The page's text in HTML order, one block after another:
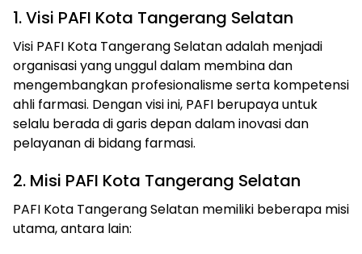
1. Visi PAFI Kota Tangerang Selatan
Visi PAFI Kota Tangerang Selatan adalah menjadi
organisasi yang unggul dalam membina dan
mengembangkan profesionalisme serta kompetensi
ahli farmasi. Dengan visi ini, PAFI berupaya untuk
selalu berada di garis depan dalam inovasi dan
pelayanan di bidang farmasi.
2. Misi PAFI Kota Tangerang Selatan
PAFI Kota Tangerang Selatan memiliki beberapa misi
utama, antara lain: